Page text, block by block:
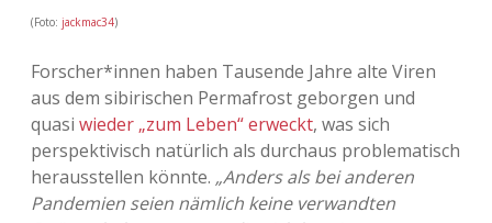
(Foto: jackmac34)
Forscher*innen haben Tausende Jahre alte Viren
aus dem sibirischen Permafrost geborgen und
quasi wieder „zum Leben“ erweckt, was sich
perspektivisch natürlich als durchaus problematisch
herausstellen könnte. „Anders als bei anderen
Pandemien seien nämlich keine verwandten